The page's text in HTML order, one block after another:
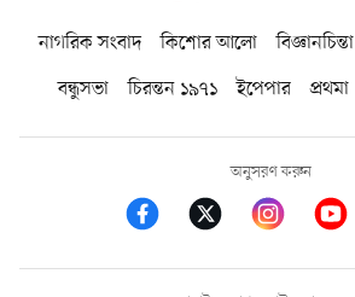
নাগরিক সংবাদ কিশোর আলো বিজ্ঞানচিন্তা
বন্ধুসভা
চিরন্তন ১৯৭১ ইপেপার প্রথমা
অনুসরণ করুন